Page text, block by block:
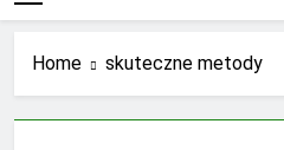
Home skuteczne metody